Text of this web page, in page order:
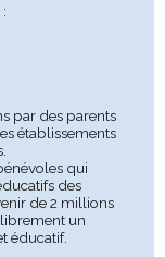
par des parents
établissements
qui
des
de 2 millions
librement un
éducatif.